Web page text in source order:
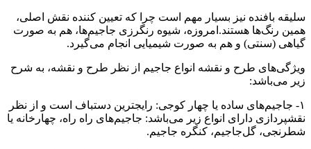
سلیقه بافنده نیز بسیار مهم است چرا که تعیین کننده نقش اصلی،
همین رنگ‌ها هستند.امروزه، شیوه رنگرزی جاجیم‌ها، هم به صورت
گیاهی (سنتی) و هم به صورت شیمیایی انجام می‌گیرد.
ویژگی‌های طرح و نقشه انواع جاجیم از نظر طرح و نقشه، به شرح
زیر می‌باشد:
۱- جاجیم‌های ساده یا چهار کوجی: رایجترین دستباف است و از نظر
نقشپردازی دارای انواع زیر می‌باشد: جاجیم‌های راه راه، چهارخانه یا
شطرنجی، گل‌جاجیم، کنگره جاجیم.